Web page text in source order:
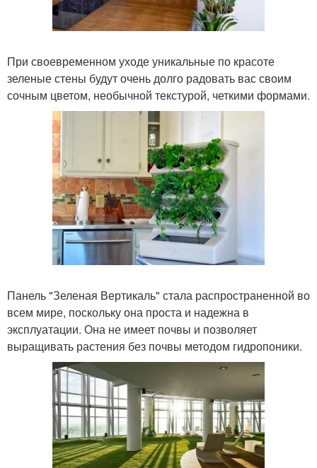
При своевременном уходе уникальные по красоте
зеленые стены будут очень долго радовать вас своим
сочным цветом, необычной текстурой, четкими формами.
Панель "Зеленая Вертикаль" стала распространенной во
всем мире, поскольку она проста и надежна в
эксплуатации. Она не имеет почвы и позволяет
выращивать растения без почвы методом гидропоники.